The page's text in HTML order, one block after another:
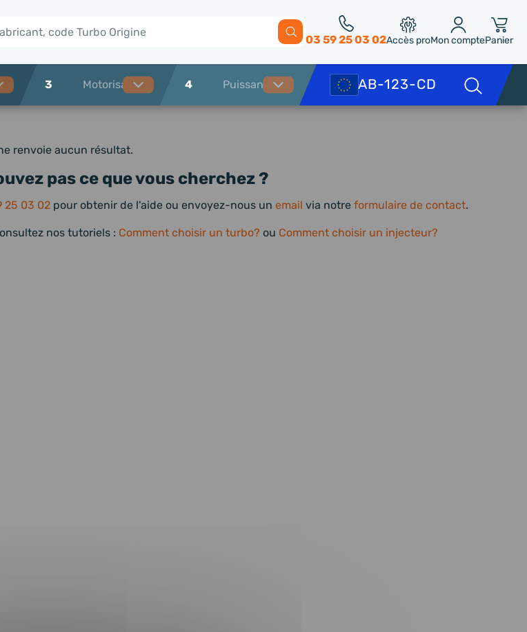
03 59 25 03 02Accès proMon comptePanier
3 4
renvoie aucun résultat.
pas ce que vous cherchez ?
25 03 02 pour obtenir de l'aide ou envoyez-nous un email via notre formulaire de contact.
nos tutoriels : Comment choisir un turbo? ou Comment choisir un injecteur?